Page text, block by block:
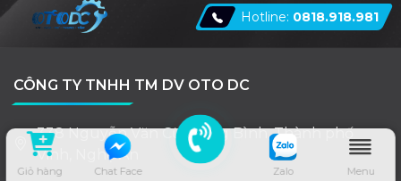
Giỏ hàng Chat Face Zalo Menu
Hotline: 0818.918.981
CÔNG TY TNHH TM DV OTO DC
338 Nguyễn Văn Cừ, Hưng Bình, Thành phố
Vinh, Nghệ An